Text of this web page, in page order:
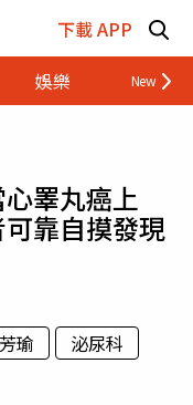
下載 APP
娛樂 財經
睪丸癌上
靠自摸發現
瑜
泌尿科